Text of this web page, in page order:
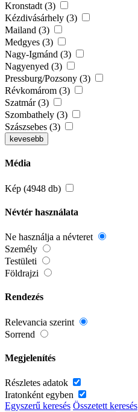
Kronstadt (3)
Kézdivásárhely (3)
Mailand (3)
Medgyes (3)
Nagy-Igmánd (3)
Nagyenyed (3)
Pressburg/Pozsony (3)
Révkomárom (3)
Szatmár (3)
Szombathely (3)
Szászsebes (3)
kevesebb
Média
Kép (4948 db)
Névtér használata
Ne használja a névteret
Személy
Testületi
Földrajzi
Rendezés
Relevancia szerint
Sorrend
Megjelenítés
Részletes adatok
Iratonként egyben
Egyszerű keresés Összetett keresés